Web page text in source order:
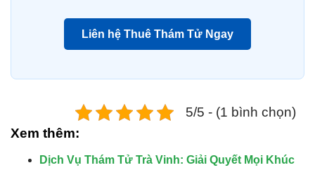
Liên hệ Thuê Thám Tử Ngay
5/5 - (1 bình chọn)
Xem thêm:
Dịch Vụ Thám Tử Trà Vinh: Giải Quyết Mọi Khúc